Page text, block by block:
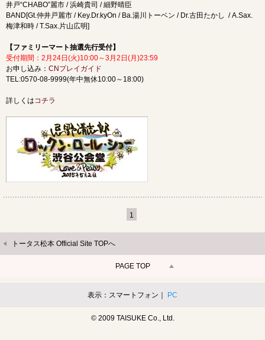
井戸“CHABO”麗市 / 浜崎貴司 / 細野晴臣
BAND[Gt.仲井戸麗市 / Key.Dr.kyOn / Ba.湯川トーベン / Dr.古田たかし / A.Sax.
梅津和時 / T.Sax.片山広明]
【ファミリーマート抽選先行受付】
受付期間：2月24日(火)10:00～3月2日(月)23:59
お申し込み： CNプレイガイド
TEL:0570-08-9999(年中無休10:00～18:00)
詳しくはコチラ
1
トータス松本 Official Site TOPへ
PAGE TOP
表示：スマートフォン｜ PC
© 2009 TAISUKE Co., Ltd.